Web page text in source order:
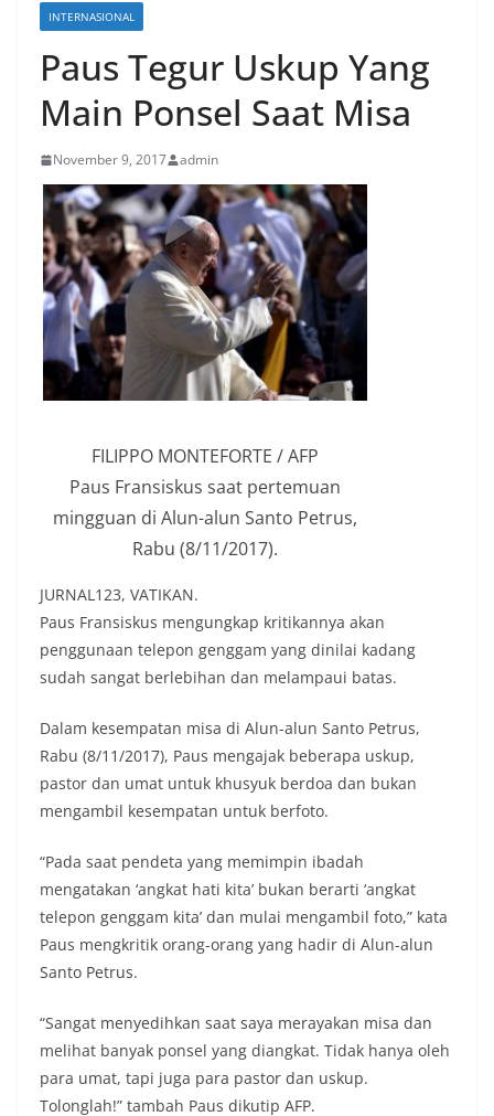
INTERNASIONAL
Paus Tegur Uskup Yang
Main Ponsel Saat Misa
November 9, 2017 admin
FILIPPO MONTEFORTE / AFP
Paus Fransiskus saat pertemuan
mingguan di Alun-alun Santo Petrus,
Rabu (8/11/2017).
JURNAL123, VATIKAN.
Paus Fransiskus mengungkap kritikannya akan
penggunaan telepon genggam yang dinilai kadang
sudah sangat berlebihan dan melampaui batas.
Dalam kesempatan misa di Alun-alun Santo Petrus,
Rabu (8/11/2017), Paus mengajak beberapa uskup,
pastor dan umat untuk khusyuk berdoa dan bukan
mengambil kesempatan untuk berfoto.
“Pada saat pendeta yang memimpin ibadah
mengatakan ‘angkat hati kita’ bukan berarti ‘angkat
telepon genggam kita’ dan mulai mengambil foto,” kata
Paus mengkritik orang-orang yang hadir di Alun-alun
Santo Petrus.
“Sangat menyedihkan saat saya merayakan misa dan
melihat banyak ponsel yang diangkat. Tidak hanya oleh
para umat, tapi juga para pastor dan uskup.
Tolonglah!” tambah Paus dikutip AFP.